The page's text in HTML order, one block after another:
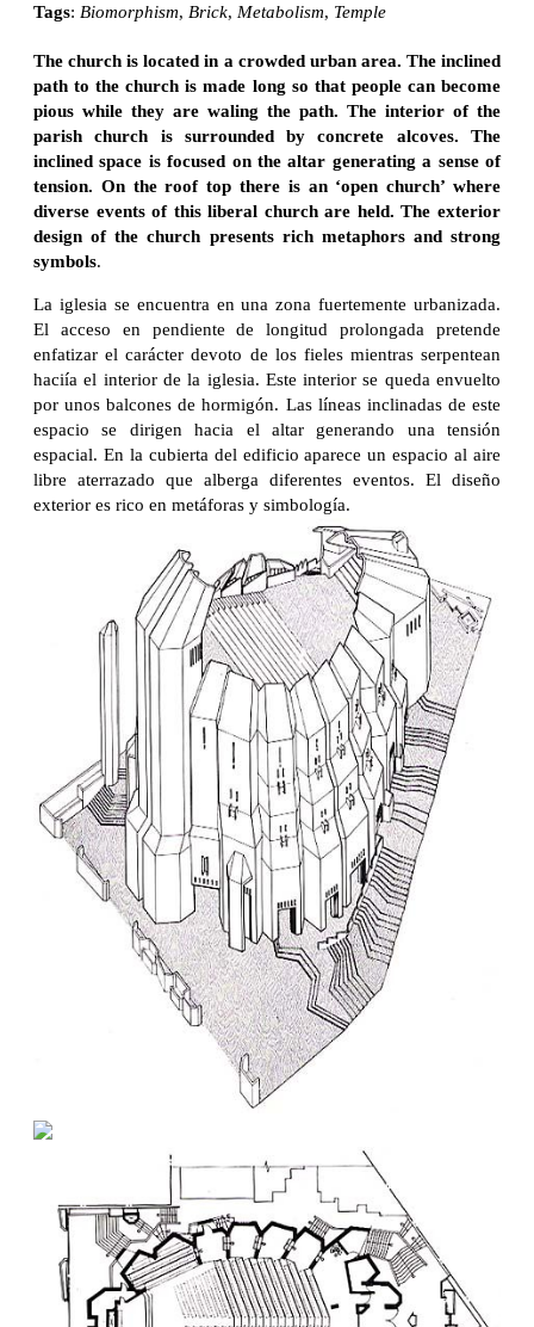
Tags: Biomorphism, Brick, Metabolism, Temple
The church is located in a crowded urban area. The inclined
path to the church is made long so that people can become
pious while they are waling the path. The interior of the
parish church is surrounded by concrete alcoves. The
inclined space is focused on the altar generating a sense of
tension. On the roof top there is an ‘open church’ where
diverse events of this liberal church are held. The exterior
design of the church presents rich metaphors and strong
symbols.
La iglesia se encuentra en una zona fuertemente urbanizada.
El acceso en pendiente de longitud prolongada pretende
enfatizar el carácter devoto de los fieles mientras serpentean
haciía el interior de la iglesia. Este interior se queda envuelto
por unos balcones de hormigón. Las líneas inclinadas de este
espacio se dirigen hacia el altar generando una tensión
espacial. En la cubierta del edificio aparece un espacio al aire
libre aterrazado que alberga diferentes eventos. El diseño
exterior es rico en metáforas y simbología.